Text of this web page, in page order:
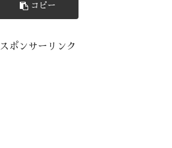
コピー
スポンサーリンク